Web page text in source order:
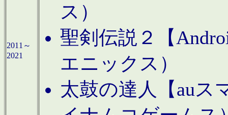
2011～
2021
ス）
聖剣伝説２【
エニックス）
太鼓の達人【auス